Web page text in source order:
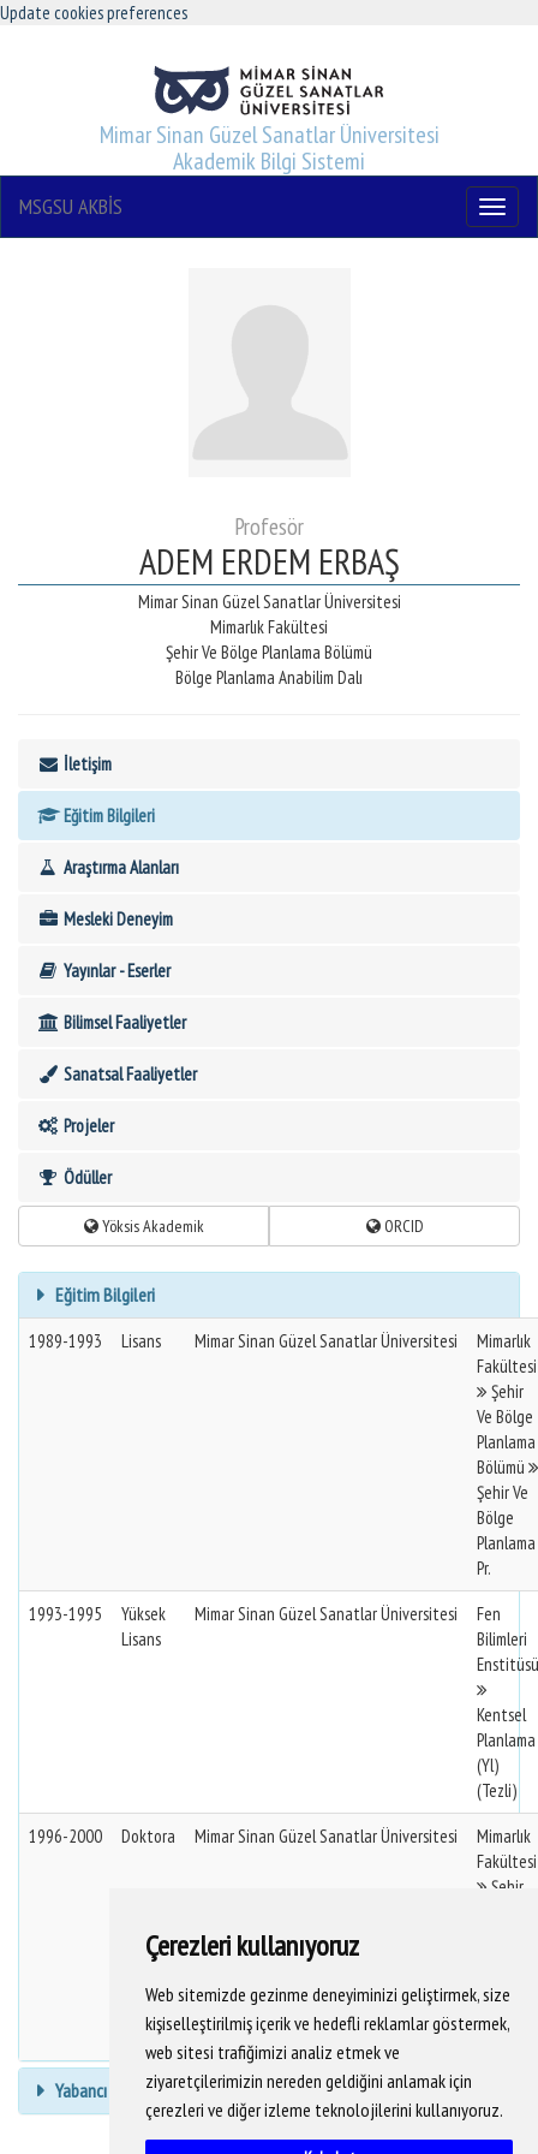
Çerezleri kullanıyoruz
Web sitemizde gezinme deneyiminizi geliştirmek, size
kişiselleştirilmiş içerik ve hedefli reklamlar göstermek,
web sitesi trafiğimizi analiz etmek ve
ziyaretçilerimizin nereden geldiğini anlamak için
çerezleri ve diğer izleme teknolojilerini kullanıyoruz.
Update cookies preferences
Mimar Sinan Güzel Sanatlar Üniversitesi
Akademik Bilgi Sistemi
Menu
MSGSU AKBİS
Profesör
ADEM ERDEM ERBAŞ
Mimar Sinan Güzel Sanatlar Üniversitesi
Mimarlık Fakültesi
Şehir Ve Bölge Planlama Bölümü
Bölge Planlama Anabilim Dalı
İletişim
Eğitim Bilgileri
Araştırma Alanları
Mesleki Deneyim
Yayınlar - Eserler
Bilimsel Faaliyetler
Sanatsal Faaliyetler
Projeler
Ödüller
Yöksis Akademik ORCID
Eğitim Bilgileri
1989-1993 Lisans Mimar Sinan Güzel Sanatlar Üniversitesi
Mimarlık
Fakültesi
Şehir
Ve Bölge
Planlama
Bölümü
Şehir Ve
Bölge
Planlama
Pr.
1993-1995
Yüksek
Lisans
Mimar Sinan Güzel Sanatlar Üniversitesi
Fen
Bilimleri
Enstitüsü
Kentsel
Planlama
(Yl)
(Tezli)
1996-2000
Doktora Mimar Sinan Güzel Sanatlar Üniversitesi
Mimarlık
Fakültesi
Şehir
Şehircilik
Anabilim
Dalı
Yabancı Dil Bilgisi